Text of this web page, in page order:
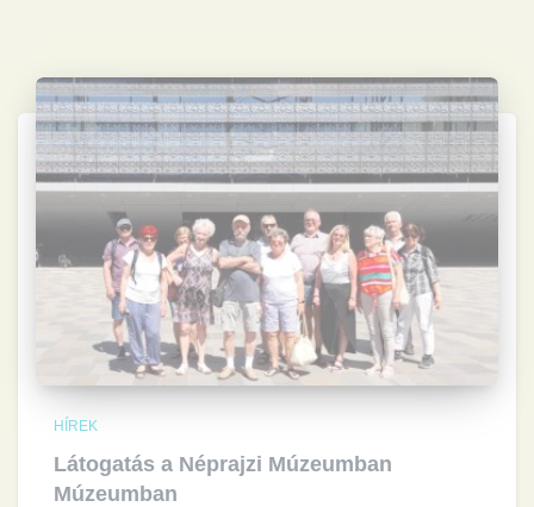
HÍREK
Látogatás a Néprajzi Múzeumban
Múzeumban